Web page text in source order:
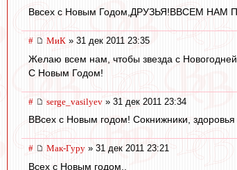
Ввсех с Новым Годом,ДРУЗЬЯ!ВВСЕМ
# МиК » 31 дек 2011 23:35
Желаю всем нам, чтобы звезда с
С Новым Годом!
# serge_vasilyev » 31 дек 2011 23:34
ВВсех с Новым годом! Сокнижники,
# Мак-Гуру » 31 дек 2011 23:21
Всех с Новым годом..